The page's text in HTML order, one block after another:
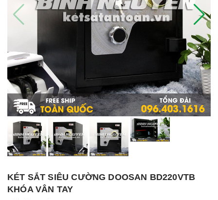
KÉT SẮT SIÊU CƯỜNG DOOSAN BD220VTB
KHÓA VÂN TAY